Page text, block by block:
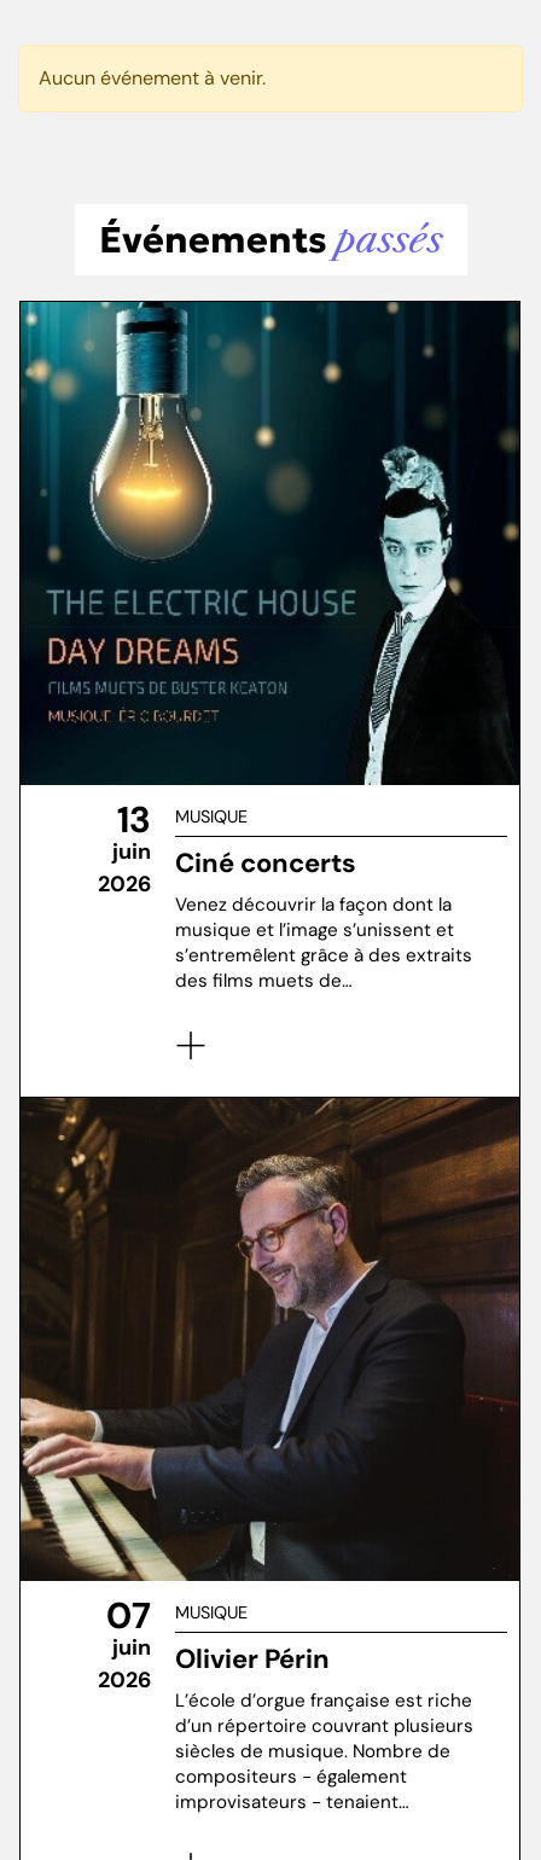
Aucun événement à venir.
Événementspassés
13
juin
2026
MUSIQUE
Ciné concerts
Venez découvrir la façon dont la
musique et l’image s’unissent et
s’entremêlent grâce à des extraits
des films muets de…
07
juin
2026
MUSIQUE
Olivier Périn
L’école d’orgue française est riche
d’un répertoire couvrant plusieurs
siècles de musique. Nombre de
compositeurs - également
improvisateurs - tenaient…